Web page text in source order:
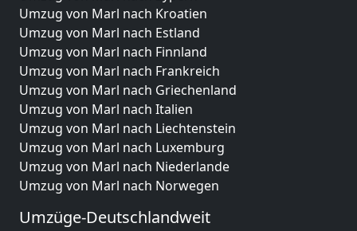
Umzug von Marl nach Kroatien
Umzug von Marl nach Estland
Umzug von Marl nach Finnland
Umzug von Marl nach Frankreich
Umzug von Marl nach Griechenland
Umzug von Marl nach Italien
Umzug von Marl nach Liechtenstein
Umzug von Marl nach Luxemburg
Umzug von Marl nach Niederlande
Umzug von Marl nach Norwegen
Umzüge-Deutschlandweit